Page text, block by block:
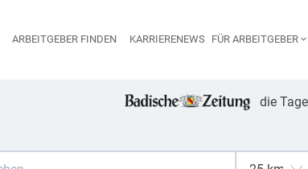
Haupt-Navigation
ARBEITGEBER FINDEN KARRIERENEWS FÜR ARBEITGEBER
die